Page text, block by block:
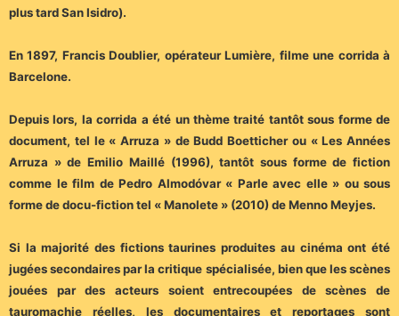
plus tard San Isidro).
En 1897, Francis Doublier, opérateur Lumière, filme une corrida à
Barcelone.
Depuis lors, la corrida a été un thème traité tantôt sous forme de
document, tel le « Arruza » de Budd Boetticher ou « Les Années
Arruza » de Emilio Maillé (1996), tantôt sous forme de fiction
comme le film de Pedro Almodóvar « Parle avec elle » ou sous
forme de docu-fiction tel « Manolete » (2010) de Menno Meyjes.
Si la majorité des fictions taurines produites au cinéma ont été
jugées secondaires par la critique spécialisée, bien que les scènes
jouées par des acteurs soient entrecoupées de scènes de
tauromachie réelles, les documentaires et reportages sont